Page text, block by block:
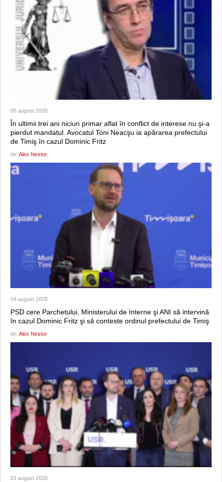
05 august 2026
În ultimii trei ani niciun primar aflat în conflict de interese nu şi-a
pierdut mandatul. Avocatul Toni Neacşu ia apărarea prefectului
de Timiş în cazul Dominic Fritz
de: Alex Nestor
04 august 2026
PSD cere Parchetului, Ministerului de Interne şi ANI să intervină
în cazul Dominic Fritz şi să conteste ordinul prefectului de Timiş
de: Alex Nestor
03 august 2026